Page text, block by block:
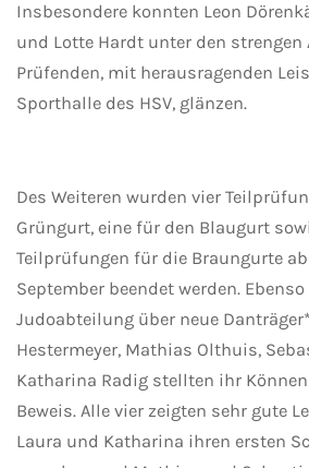
Insbesondere konnten Leon
und Lotte Hardt unter den strengen
Prüfenden, mit herausragenden
Sporthalle des HSV, glänzen.
Des Weiteren wurden vier
Grüngurt, eine für den Blaugurt
Teilprüfungen für die Braungurte
September beendet werden.
Judoabteilung über neue
Hestermeyer, Mathias Olthuis,
Katharina Radig stellten ihr
Beweis. Alle vier zeigten sehr gute
Laura und Katharina ihren ersten